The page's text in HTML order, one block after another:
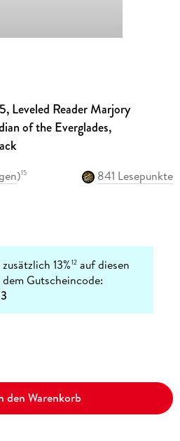
Leveled Reader Marjory
of the Everglades,
)15
841 Lesepunkte
13%12 auf diesen
Gutscheincode:
den Warenkorb